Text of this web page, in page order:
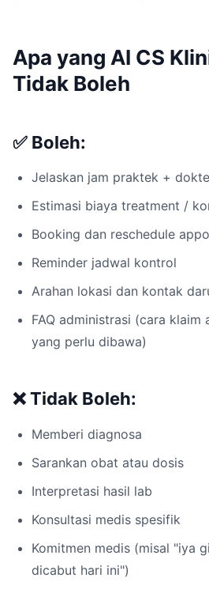
Apa yang AI CS
Tidak Boleh
✅ Boleh:
Jelaskan jam praktek +
Estimasi biaya treatment /
Booking dan reschedule
Reminder jadwal kontrol
Arahan lokasi dan kontak
FAQ administrasi (cara klaim
yang perlu dibawa)
❌ Tidak Boleh:
Memberi diagnosa
Sarankan obat atau dosis
Interpretasi hasil lab
Konsultasi medis spesifik
Komitmen medis (misal "iya
dicabut hari ini")